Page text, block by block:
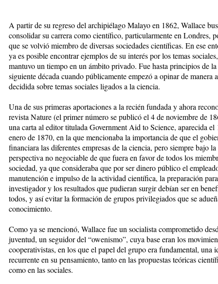
A partir de su regreso del archipiélagoMalayo en 1862, Wallace
consolidar su carrera como científico, particularmente en Londres,
que se volvió miembro de diversas sociedades científicas. En ese
ya es posible encontrar ejemplos de su interés por los temas
mantuvo un tiempo en un ámbito privado. Fue hasta principios de la
siguiente década cuando públicamente empezó a opinar de manera
decidida sobre temas sociales ligados a la ciencia.
Una de sus primeras aportaciones a la recién fundada y ahora
revista Nature(el primer número se publicó el 4de noviembre de
una carta al editor titulada Government Aid to Science, aparecida
enero de 1870, en la que mencionaba la importancia de que el
financiara las diferentes empresas de la ciencia, pero siempre bajo la
perspectiva no negociable de que fuera en favor de todos los
sociedad, ya que consideraba que por ser dinero público el
manutención e impulso de la actividad científica, la preparación
investigador y los resultados que pudieran surgir debían ser en
todos, y así evitar la formación de grupos privilegiados que se
conocimiento.
Como ya se mencionó, Wallace fueun socialista comprometido
juventud, un seguidor del “owenismo”, cuya base eran los
cooperativistas, en los que el papel del grupo era fundamental, una
recurrente en su pensamiento, tanto en las propuestas teóricas
como en las sociales.